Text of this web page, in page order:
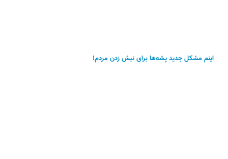
اینم مشکل جدید پشه‌ها برای نیش زدن مردم!